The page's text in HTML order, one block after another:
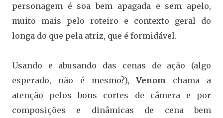
personagem é soa bem apagada e sem apelo,
muito mais pelo roteiro e contexto geral do
longa do que pela atriz, que é formidável.
Usando e abusando das cenas de ação (algo
esperado, não é mesmo?),Venom chama a
atenção pelos bons cortes de câmera e por
composições e dinâmicas de cena bem